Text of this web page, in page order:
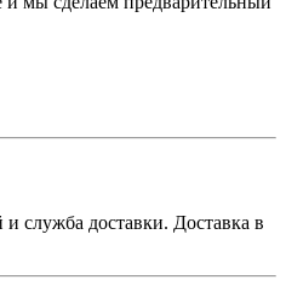
служба доставки. Доставка в